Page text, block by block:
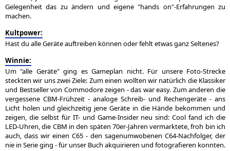
Gelegenheit das zu ändern und eigene "hands on"-Erfahrungen zu
machen.
Kultpower:
Hast du alle Geräte auftreiben können oder fehlt etwas ganz Seltenes?
Winnie:
Um "alle Geräte" ging es Gameplan nicht. Für unsere Foto-Strecke
steckten wir uns zwei Ziele: Zum einen wollten wir natürlich die Klassiker
und Bestseller von Commodore zeigen - das war easy. Zum anderen die
vergessene CBM-Frühzeit - analoge Schreib- und Rechengeräte - ans
Licht holen und gleichzeitig jene Geräte in die Hände bekommen und
zeigen, die selbst für IT- und Game-Insider neu sind: Cool fand ich die
LED-Uhren, die CBM in den späten 70er-Jahren vermarktete, froh bin ich
auch, dass wir einen C65 - den sagenumwobenen C64-Nachfolger, der
nie in Serie ging - für unser Buch akquirieren und fotografieren konnten.